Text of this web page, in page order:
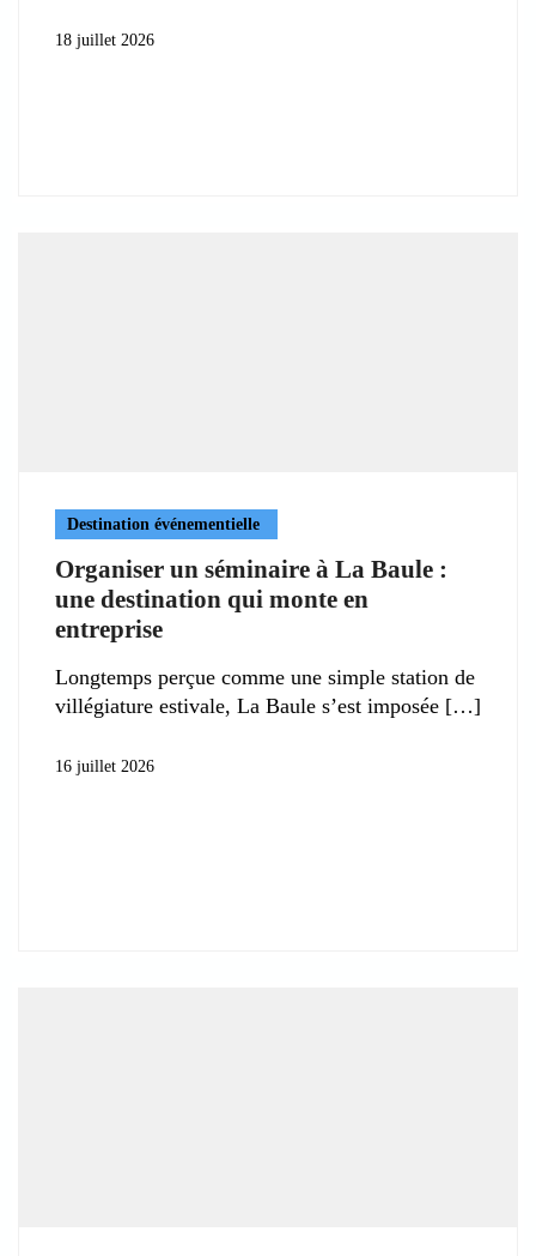
18 juillet 2026
Destination événementielle
Organiser un séminaire à La Baule :
une destination qui monte en
entreprise
Longtemps perçue comme une simple station de
villégiature estivale, La Baule s’est imposée
16 juillet 2026